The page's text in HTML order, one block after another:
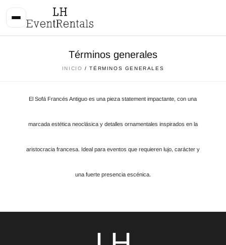
Términos generales
INICIO / TÉRMINOS GENERALES
El Sofá Francés Antiguo es una pieza statement impactante, con una
marcada estética neoclásica y detalles ornamentales inspirados en la
aristocracia francesa. Ideal para eventos que requieren lujo, carácter y
una fuerte presencia escénica.